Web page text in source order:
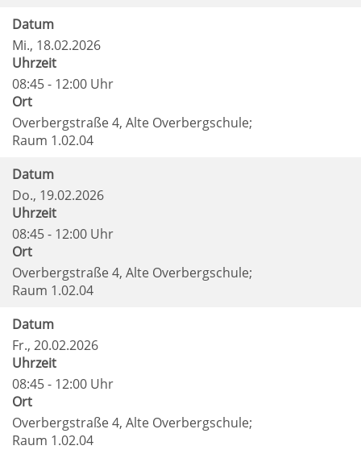
Datum
Mi., 18.02.2026
Uhrzeit
08:45 - 12:00 Uhr
Ort
Overbergstraße 4, Alte Overbergschule;
Raum 1.02.04
Datum
Do., 19.02.2026
Uhrzeit
08:45 - 12:00 Uhr
Ort
Overbergstraße 4, Alte Overbergschule;
Raum 1.02.04
Datum
Fr., 20.02.2026
Uhrzeit
08:45 - 12:00 Uhr
Ort
Overbergstraße 4, Alte Overbergschule;
Raum 1.02.04